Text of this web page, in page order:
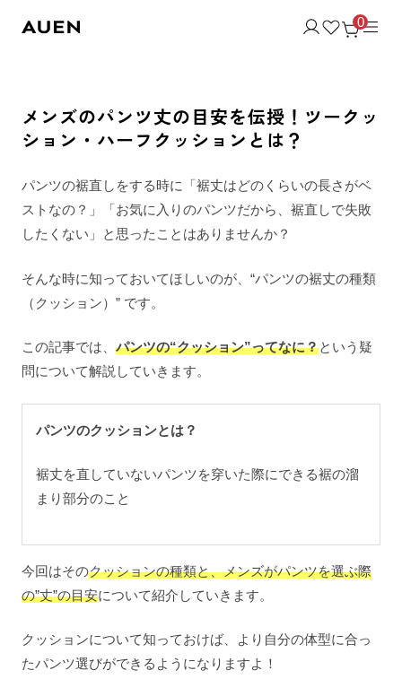
0
メンズのパンツ丈の目安を伝授！ツークッ
ション・ハーフクッションとは？
パンツの裾直しをする時に「裾丈はどのくらいの長さがベ
ストなの？」「お気に入りのパンツだから、裾直しで失敗
したくない」と思ったことはありませんか？
そんな時に知っておいてほしいのが、“パンツの裾丈の種類
（クッション）” です。
この記事では、 パンツの“クッション”ってなに？という疑
問について解説していきます。
パンツのクッションとは？
裾丈を直していないパンツを穿いた際にできる裾の溜
まり部分のこと
今回はそのクッションの種類と、メンズがパンツを選ぶ際
の”丈”の目安について紹介していきます。
クッションについて知っておけば、より自分の体型に合っ
たパンツ選びができるようになりますよ！